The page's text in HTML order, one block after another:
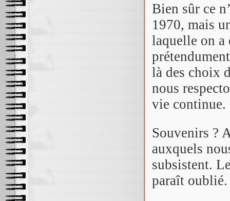
Bien sûr ce
1970, mais
laquelle on a
là des choix
nous
vie continue.
Souvenirs ?
auxquels
subsistent.
paraît